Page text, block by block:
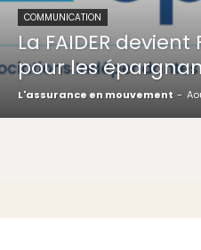
COMMUNICATION
La FAIDER
pour les
L'assurance en mouvement -